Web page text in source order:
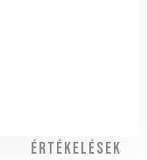
Értékelések